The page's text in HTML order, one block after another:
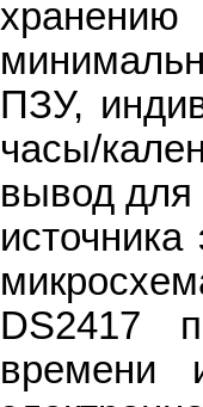
ПЗУ,
часы/
вывод для
DS2417
времени